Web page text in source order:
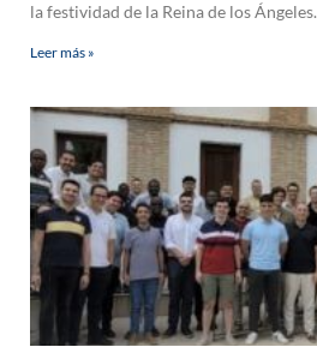
la festividad de la Reina de los Ángeles.
Leer más »